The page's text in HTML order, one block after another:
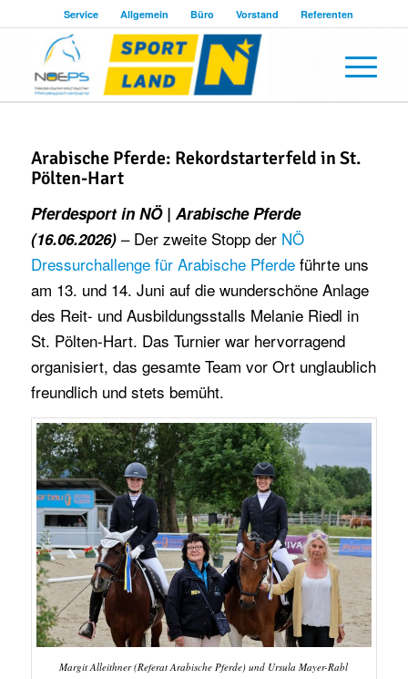
Service Allgemein Büro Vorstand Referenten
Arabische Pferde: Rekordstarterfeld in St.
Pölten-Hart
Pferdesport in NÖ | Arabische Pferde
(16.06.2026)– Der zweite Stopp der NÖ
Dressurchallenge für Arabische Pferdeführte uns
am 13. und 14. Juni auf die wunderschöne Anlage
des Reit- und Ausbildungsstalls Melanie Riedl in
St. Pölten-Hart. Das Turnier war hervorragend
organisiert, das gesamte Team vor Ort unglaublich
freundlich und stets bemüht.
Margit Alleithner (Referat Arabische Pferde) und Ursula Mayer-Rabl